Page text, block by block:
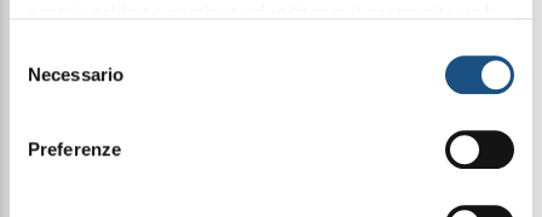
delNecessario
Preferenze
Un profumo che unisce dolcezza e forza in un
equilibrio perfetto, esprimendo una mascolinità